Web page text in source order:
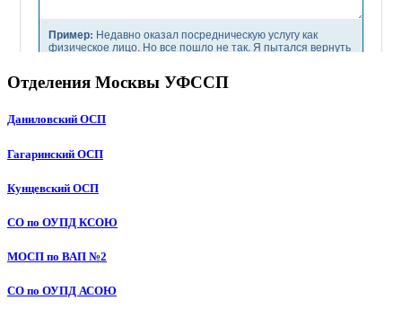
Отделения Москвы УФССП
Даниловский ОСП
Гагаринский ОСП
Кунцевский ОСП
СО по ОУПД КСОЮ
МОСП по ВАП №2
СО по ОУПД АСОЮ